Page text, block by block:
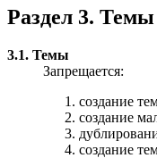
Раздел 3.
3.1. Темы
Запрещается:
создание
создание
создание